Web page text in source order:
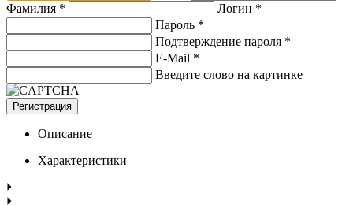
Фамилия *
Логин *
Пароль *
Подтверждение пароля *
E-Mail *
Введите слово на картинке
Регистрация
Описание
Характеристики